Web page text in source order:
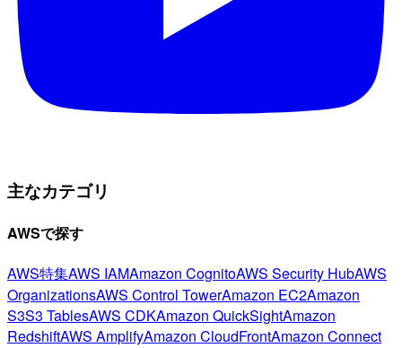
主なカテゴリ
AWSで探す
AWS特集AWS IAMAmazon CognitoAWS Security HubAWS
OrganizationsAWS Control TowerAmazon EC2Amazon
S3S3 TablesAWS CDKAmazon QuickSightAmazon
RedshiftAWS AmplifyAmazon CloudFrontAmazon Connect